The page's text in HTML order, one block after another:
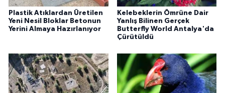
Plastik Atıklardan Üretilen
Yeni Nesil Bloklar Betonun
Yerini Almaya Hazırlanıyor
Kelebeklerin Ömrüne Dair
Yanlış Bilinen Gerçek
Butterfly World Antalya'da
Çürütüldü